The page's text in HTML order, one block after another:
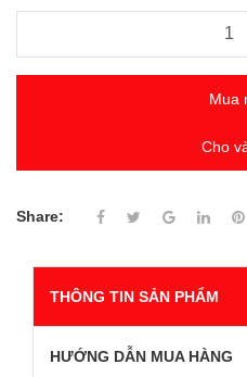
Mua
Cho
Share:
THÔNG TIN SẢN PHẨM
HƯỚNG DẪN MUA HÀNG